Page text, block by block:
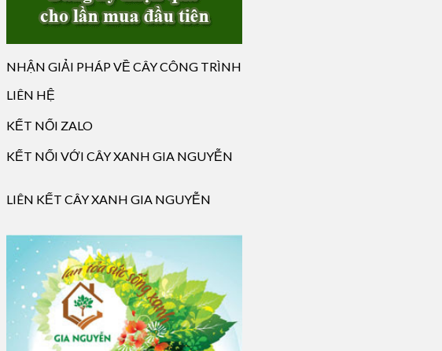
NHẬN GIẢI PHÁP VỀ CÂY CÔNG TRÌNH
LIÊN HỆ
KẾT NỐI ZALO
KẾT NỐI VỚI CÂY XANH GIA NGUYỄN
LIÊN KẾT CÂY XANH GIA NGUYỄN